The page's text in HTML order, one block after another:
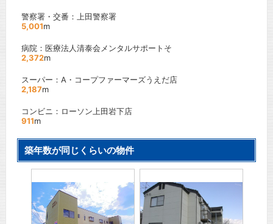
警察署・交番：上田警察署
5,001m
病院：医療法人清泰会メンタルサポートそ
2,372m
スーパー：A・コープファーマーズうえだ店
2,187m
コンビニ：ローソン上田岩下店
911m
築年数が同じくらいの物件